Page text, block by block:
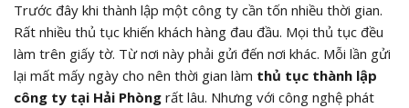
Trước đây khi thành lập một công ty cần tốn nhiều thời gian.
Rất nhiều thủ tục khiến khách hàng đau đầu. Mọi thủ tục đều
làm trên giấy tờ. Từ nơi này phải gửi đến nơi khác. Mỗi lần gửi
lại mất mấy ngày cho nên thời gian làm thủ tục thành lập
công ty tại Hải Phòng rất lâu. Nhưng với công nghệ phát